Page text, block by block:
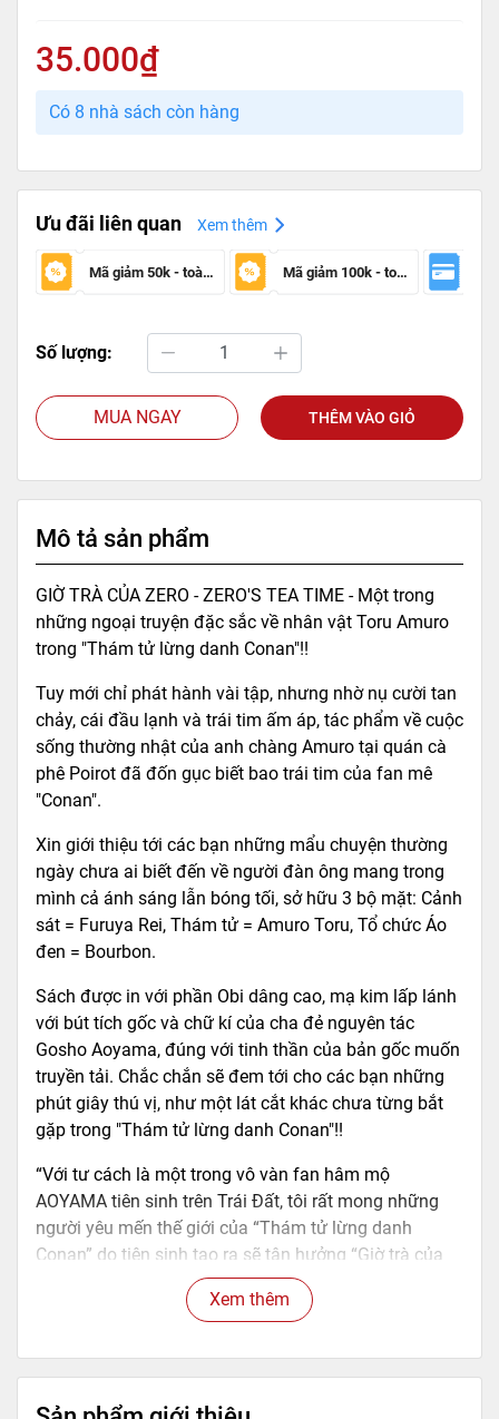
35.000₫
Có 8 nhà sách còn hàng
Ưu đãi liên quan Xem thêm
Mã giảm 50k - toàn sàn Mã giảm 100k - toàn sàn
Số lượng:
MUA NGAY THÊM VÀO GIỎ
Mô tả sản phẩm
GIỜ TRÀ CỦA ZERO - ZERO'S TEA TIME - Một trong
những ngoại truyện đặc sắc về nhân vật Toru Amuro
trong "Thám tử lừng danh Conan"!!
Tuy mới chỉ phát hành vài tập, nhưng nhờ nụ cười tan
chảy, cái đầu lạnh và trái tim ấm áp, tác phẩm về cuộc
sống thường nhật của anh chàng Amuro tại quán cà
phê Poirot đã đốn gục biết bao trái tim của fan mê
"Conan".
Xin giới thiệu tới các bạn những mẩu chuyện thường
ngày chưa ai biết đến về người đàn ông mang trong
mình cả ánh sáng lẫn bóng tối, sở hữu 3 bộ mặt: Cảnh
sát = Furuya Rei, Thám tử = Amuro Toru, Tổ chức Áo
đen = Bourbon.
Sách được in với phần Obi dâng cao, mạ kim lấp lánh
với bút tích gốc và chữ kí của cha đẻ nguyên tác
Gosho Aoyama, đúng với tinh thần của bản gốc muốn
truyền tải. Chắc chắn sẽ đem tới cho các bạn những
phút giây thú vị, như một lát cắt khác chưa từng bắt
gặp trong "Thám tử lừng danh Conan"!!
“Với tư cách là một trong vô vàn fan hâm mộ
AOYAMA tiên sinh trên Trái Đất, tôi rất mong những
người yêu mến thế giới của “Thám tử lừng danh
Conan” do tiên sinh tạo ra sẽ tận hưởng “Giờ trà của
Zero” hết mình. Tôi vẽ bộ truyện này cũng vì mục đích
đó. Rất mong được mọi người đón nhận.” (Takahiro
==========================================
====================
Xem thêm